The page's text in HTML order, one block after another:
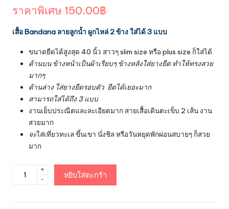
price
was:
250.00฿.
ราคาพิเศษ 150.00฿
price
is:
150.00฿.
เสื้อ Bandana ลายลูกน้ำ ผูกไหล่ 2 ข้าง ใส่ได้ 3 แบบ
ขนาดยืดได้สูงสุด 40 นิ้ว สาวๆ slim size หรือ plus size ก็ใส่ได้
ด้านบน ข้างหน้าเป็นผ้าเรียบๆ ข้างหลังใส่ยางยืด ทำให้ทรงสวย
มากๆ
ด้านล่าง ใส่ยางยืดรอบตัว ยืดได้เยอะมาก
สามารถใส่ได้ถึง 3 แบบ
งานเย็บประณีตและละเอียดมาก สายเสื้อเดินตะเข็บ 2 เส้น งาน
สวยมาก
จะใส่เที่ยวทะเล ขึ้นเขา นั่งชิล หรือวันหยุดพักผ่อนสบายๆ ก็สวย
มาก
-
+
หยิบใส่ตะกร้า